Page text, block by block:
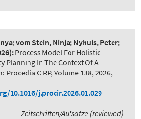
vom Stein, Ninja; Nyhuis, Peter;
Process Model For Holistic
Planning In The Context Of A
Procedia CIRP, Volume 138, 2026,
10.1016/j.procir.2026.01.029
Zeitschriften/Aufsätze (reviewed)